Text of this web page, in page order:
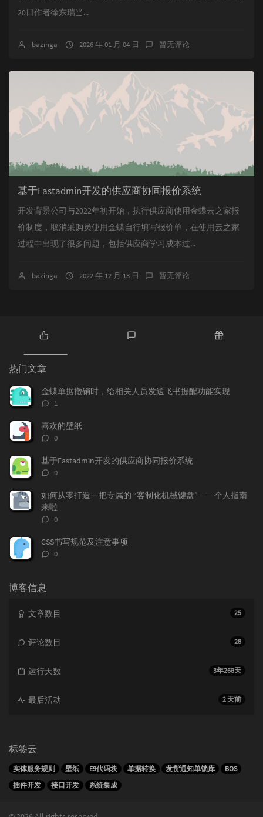
20日作者徐东瑞当...
bazinga 2026 年 01 月 04 日 暂无评论
基于Fastadmin开发的供应商协同报价系统
开发背景公司与2022年初开始，执行供应商使用金蝶云之家报
价制度，取消采购员使用金蝶自行填写报价单，在使用云之家
过程中出现了很多问题，包括供应商学习成本过...
bazinga 2022 年 12 月 13 日 暂无评论
热
门
文
章
论
章
热门文章
金蝶单据撤销时，给相关人员发送飞书提醒功能实现
评
数：
1
喜欢的壁纸
评
数：
0
基于Fastadmin开发的供应商协同报价系统
评
数：
0
如何从零打造一把专属的 “客制化机械键盘” —— 个人指南
来啦
评
数：
0
CSS书写规范及注意事项
评
0
博客信息
25
文章数目
28
评论数目
3年268天
运行天数
2 天前
最后活动
标签云
实体服务规则 壁纸 E9代码块 单据转换 发货通知单锁库
BOS
插件开发
接口开发 系统集成